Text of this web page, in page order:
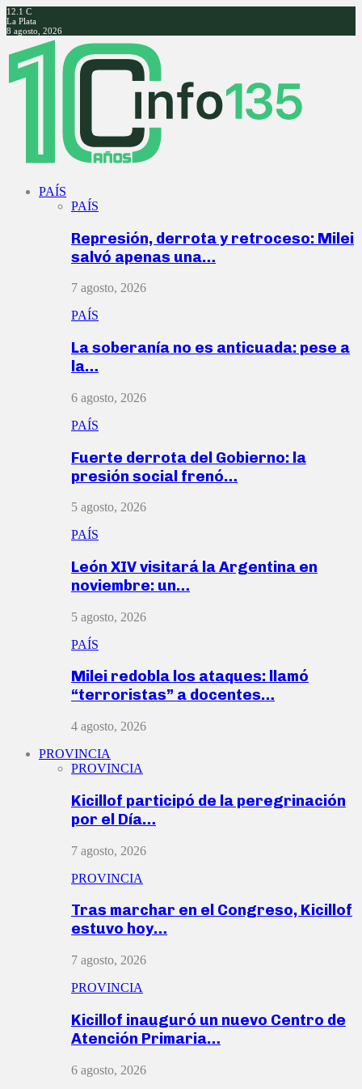
12.1 C
La Plata
8 agosto, 2026
Facebook
Twitter
Instagram
Youtube
PAÍS
PAÍS
Represión, derrota y retroceso: Milei
salvó apenas una…
7 agosto, 2026
PAÍS
La soberanía no es anticuada: pese a
la…
6 agosto, 2026
PAÍS
Fuerte derrota del Gobierno: la
presión social frenó…
5 agosto, 2026
PAÍS
León XIV visitará la Argentina en
noviembre: un…
5 agosto, 2026
PAÍS
Milei redobla los ataques: llamó
“terroristas” a docentes…
4 agosto, 2026
PROVINCIA
PROVINCIA
Kicillof participó de la peregrinación
por el Día…
7 agosto, 2026
PROVINCIA
Tras marchar en el Congreso, Kicillof
estuvo hoy…
7 agosto, 2026
PROVINCIA
Kicillof inauguró un nuevo Centro de
Atención Primaria…
6 agosto, 2026